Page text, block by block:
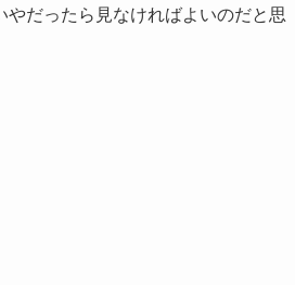
だったら見なければよいのだと思